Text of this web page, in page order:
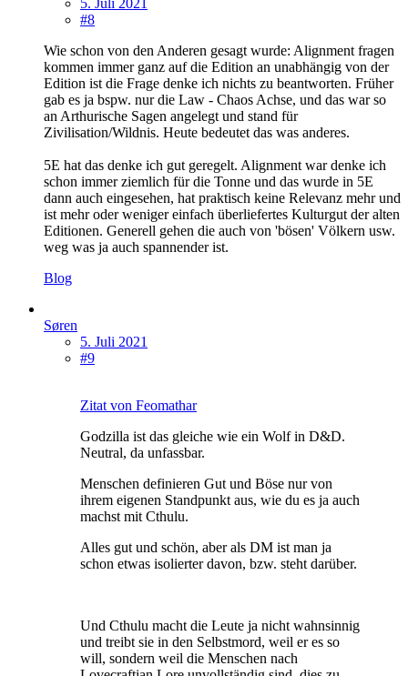
#8
Wie schon von den Anderen gesagt wurde: Alignment fragen
kommen immer ganz auf die Edition an unabhängig von der
Edition ist die Frage denke ich nichts zu beantworten. Früher
gab es ja bspw. nur die Law - Chaos Achse, und das war so
an Arthurische Sagen angelegt und stand für
Zivilisation/Wildnis. Heute bedeutet das was anderes.
5E hat das denke ich gut geregelt. Alignment war denke ich
schon immer ziemlich für die Tonne und das wurde in 5E
dann auch eingesehen, hat praktisch keine Relevanz mehr und
ist mehr oder weniger einfach überliefertes Kulturgut der alten
Editionen. Generell gehen die auch von 'bösen' Völkern usw.
weg was ja auch spannender ist.
Blog
Søren
5. Juli 2021
#9
Zitat von Feomathar
Godzilla ist das gleiche wie ein Wolf in D&D.
Neutral, da unfassbar.
Menschen definieren Gut und Böse nur von
ihrem eigenen Standpunkt aus, wie du es ja auch
machst mit Cthulu.
Alles gut und schön, aber als DM ist man ja
schon etwas isolierter davon, bzw. steht darüber.
Und Cthulu macht die Leute ja nicht wahnsinnig
und treibt sie in den Selbstmord, weil er es so
will, sondern weil die Menschen nach